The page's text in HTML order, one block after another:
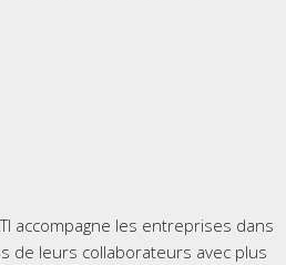
accompagne les entreprises dans
de leurs collaborateurs avec plus